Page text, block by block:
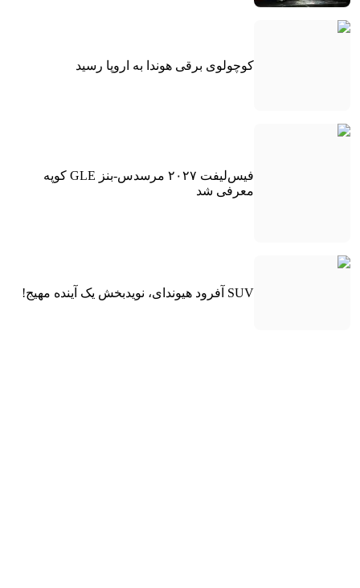
کوچولوی برقی هوندا به اروپا رسید
فیس‌لیفت ۲۰۲۷ مرسدس-بنز GLE کوپه
معرفی شد
SUV آفرود هیوندای، نویدبخش یک آینده مهیج!